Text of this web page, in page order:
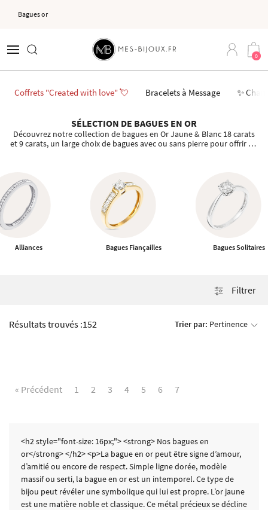
Bagues or
0
Coffrets "Created with love" 💘 Bracelets à Message ✨
SÉLECTION DE BAGUES EN OR
Découvrez notre collection de bagues en Or Jaune & Blanc 18 carats
et 9 carats, un large choix de bagues avec ou sans pierre pour offrir ou
Alliances Bagues Fiançailles Bagues Solitaires
Filtrer
Résultats trouvés :152 Trier par: Pertinence
« Précédent 1 2 3 4 5 6 7
<h2 style="font-size: 16px;"> <strong> Nos bagues en
or</strong> </h2> <p>La bague en or peut être signe d’amour,
d’amitié ou encore de respect. Simple ligne dorée, modèle
massif ou serti, la bague en or est un intemporel. Ce type de
bijou peut révéler une symbolique qui lui est propre. L’or jaune
est une matière noble et classique. Ce métal précieux se décline